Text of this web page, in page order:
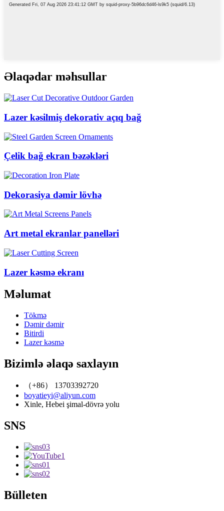
Əlaqədar məhsullar
Lazer kəsilmiş dekorativ açıq bağ
Çelik bağ ekran bəzəkləri
Dekorasiya dəmir lövhə
Art metal ekranlar panelləri
Lazer kəsmə ekranı
Məlumat
Tökmə
Dəmir dəmir
Bitirdi
Lazer kəsmə
Bizimlə əlaqə saxlayın
（+86） 13703392720
boyatieyi@aliyun.com
Xinle, Hebei şimal-dövrə yolu
SNS
Bülleten